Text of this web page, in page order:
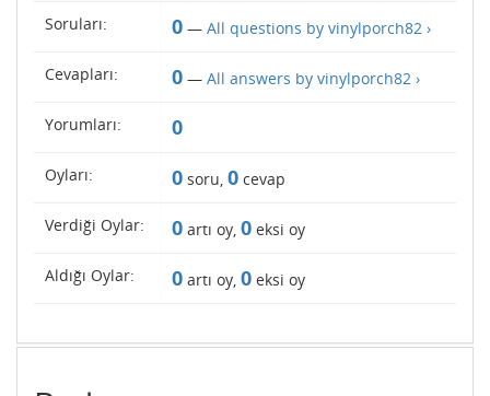
Soruları: 0 — All questions by vinylporch82 ›
Cevapları: 0 — All answers by vinylporch82 ›
Yorumları: 0
Oyları: 0 soru, 0 cevap
Verdiği Oylar: 0 artı oy, 0 eksi oy
Aldığı Oylar: 0 artı oy, 0 eksi oy